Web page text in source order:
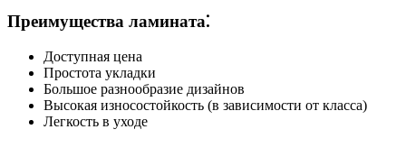
Преимущества ламината⁚
Доступная цена
Простота укладки
Большое разнообразие дизайнов
Высокая износостойкость (в зависимости от класса)
Легкость в уходе